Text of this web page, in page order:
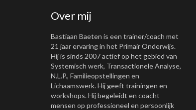
Over mij
Bastiaan Baeten is een trainer/coach met
21 jaar ervaring in het Primair Onderwijs.
Hij is sinds 2007 actief op het gebied van
Systemisch werk, Transactionele Analyse,
N.L.P., Familieopstellingen en
Lichaamswerk. Hij geeft trainingen en
workshops. Hij begeleidt en coacht
mensen op professioneel en persoonlijk